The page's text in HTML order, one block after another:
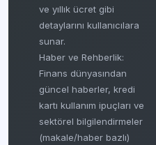
ve yıllık ücret gibi
detaylarını kullanıcılara
sunar.
Haber ve Rehberlik:
Finans dünyasından
güncel haberler, kredi
kartı kullanım ipuçları ve
sektörel bilgilendirmeler
(makale/haber bazlı)